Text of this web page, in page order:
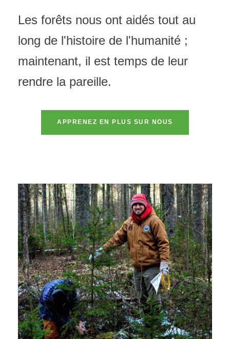
Les forêts nous ont aidés tout au
long de l'histoire de l'humanité ;
maintenant, il est temps de leur
rendre la pareille.
APPRENEZ EN PLUS SUR NOUS